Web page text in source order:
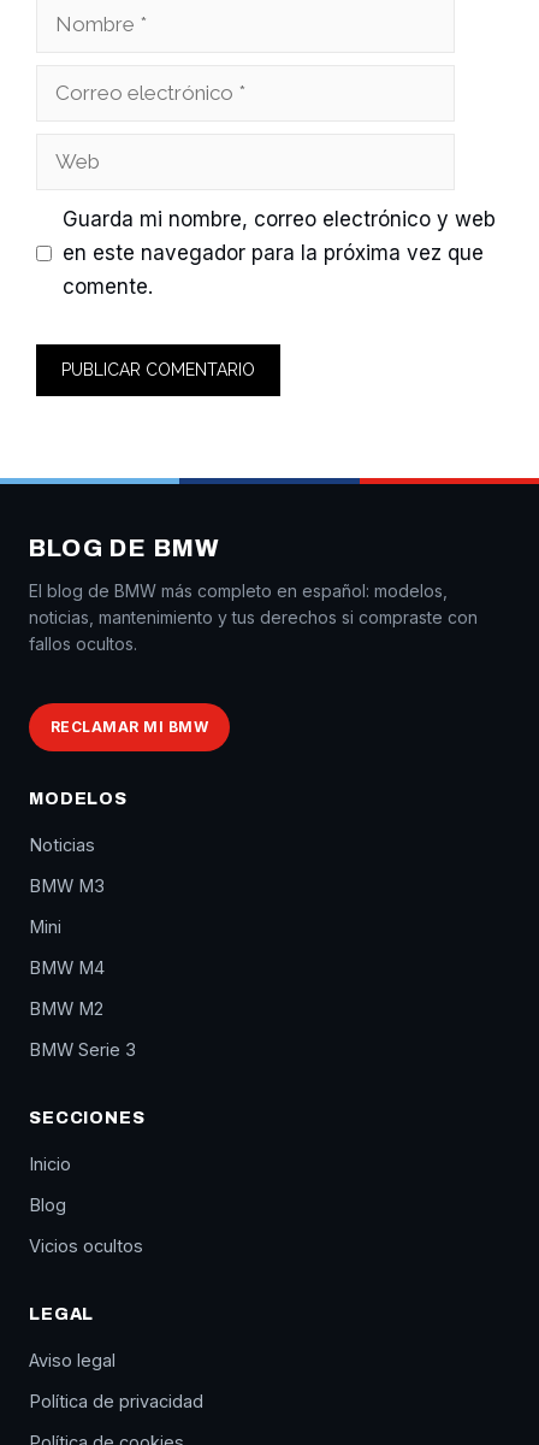
Nombre
Correo
Web
Guarda mi nombre, correo electrónico y web
en este navegador para la próxima vez que
comente.
BLOG DE BMW
El blog de BMW más completo en español: modelos,
noticias, mantenimiento y tus derechos si compraste con
fallos ocultos.
RECLAMAR MI BMW
MODELOS
Noticias
BMW M3
Mini
BMW M4
BMW M2
BMW Serie 3
SECCIONES
Inicio
Blog
Vicios ocultos
LEGAL
Aviso legal
Política de privacidad